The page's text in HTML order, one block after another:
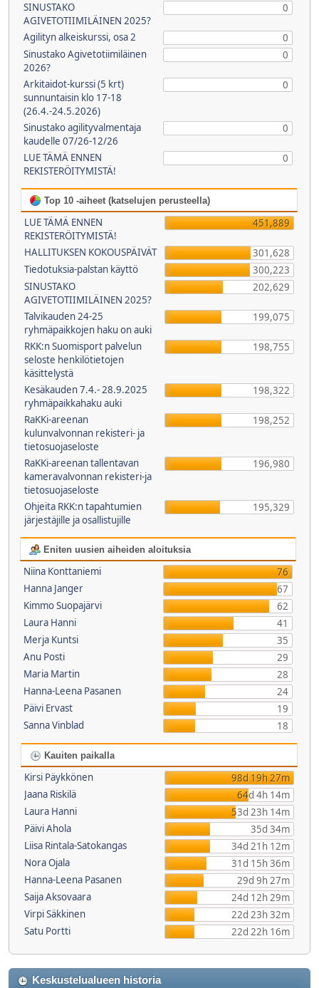
SINUSTAKO
AGIVETOTIIMILÄINEN 2025?
0
Agilityn alkeiskurssi, osa 2
0
Sinustako Agivetotiimiläinen
2026?
0
Arkitaidot-kurssi (5 krt)
sunnuntaisin klo 17-18
(26.4.-24.5.2026)
0
Sinustako agilityvalmentaja
kaudelle 07/26-12/26
0
LUE TÄMÄ ENNEN
REKISTERÖITYMISTÄ!
0
Top 10 -aiheet (katselujen perusteella)
LUE TÄMÄ ENNEN
REKISTERÖITYMISTÄ!
451,889
HALLITUKSEN KOKOUSPÄIVÄT
301,628
Tiedotuksia-palstan käyttö
300,223
SINUSTAKO
AGIVETOTIIMILÄINEN 2025?
202,629
Talvikauden 24-25
ryhmäpaikkojen haku on auki
199,075
RKK:n Suomisport palvelun
seloste henkilötietojen
käsittelystä
198,755
Kesäkauden 7.4.- 28.9.2025
ryhmäpaikkahaku auki
198,322
RaKKi-areenan
kulunvalvonnan rekisteri- ja
tietosuojaseloste
198,252
RaKKi-areenan tallentavan
kameravalvonnan rekisteri-ja
tietosuojaseloste
196,980
Ohjeita RKK:n tapahtumien
järjestäjille ja osallistujille
195,329
Eniten uusien aiheiden aloituksia
Niina Konttaniemi
76
Hanna Janger
67
Kimmo Suopajärvi
62
Laura Hanni
41
Merja Kuntsi
35
Anu Posti
29
Maria Martin
28
Hanna-Leena Pasanen
24
Päivi Ervast
19
Sanna Vinblad
18
Kauiten paikalla
Kirsi Päykkönen
98d 19h 27m
Jaana Riskilä
64d 4h 14m
Laura Hanni
53d 23h 14m
Päivi Ahola
35d 34m
Liisa Rintala-Satokangas
34d 21h 12m
Nora Ojala
31d 15h 36m
Hanna-Leena Pasanen
29d 9h 27m
Saija Aksovaara
24d 12h 29m
Virpi Säkkinen
22d 23h 32m
Satu Portti
22d 22h 16m
Keskustelualueen historia